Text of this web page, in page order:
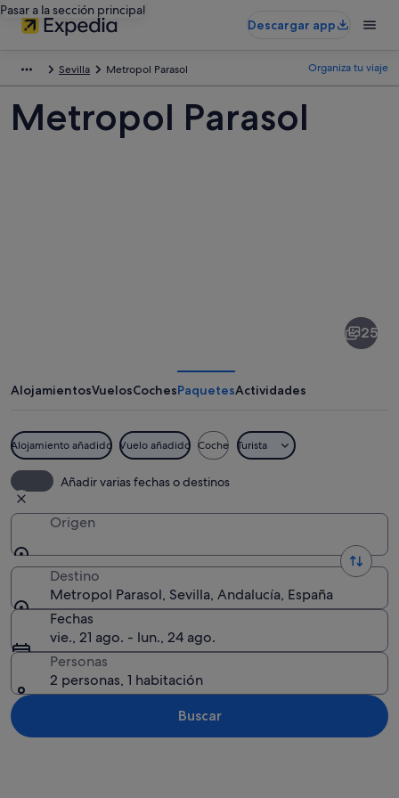
Pasar a la sección principal
Descargar app
Sevilla Metropol Parasol Organiza tu viaje
Metropol Parasol
25
AlojamientosVuelosCochesPaquetesActividades
Alojamiento añadido Vuelo añadido Coche Turista
Añadir varias fechas o destinos
Origen
Destino
Metropol Parasol, Sevilla, Andalucía, España
Fechas
vie., 21 ago. - lun., 24 ago.
Personas
2 personas, 1 habitación
Buscar